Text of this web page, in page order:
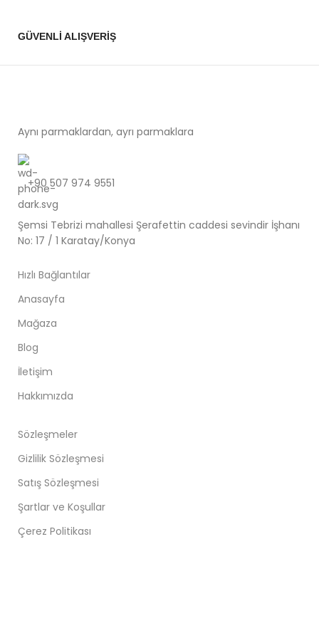
GÜVENLİ ALIŞVERİŞ
Aynı parmaklardan, ayrı parmaklara
+90 507 974 9551
Şemsi Tebrizi mahallesi Şerafettin caddesi sevindir İşhanı
No: 17 / 1 Karatay/Konya
Hızlı Bağlantılar
Anasayfa
Mağaza
Blog
İletişim
Hakkımızda
Sözleşmeler
Gizlilik Sözleşmesi
Satış Sözleşmesi
Şartlar ve Koşullar
Çerez Politikası